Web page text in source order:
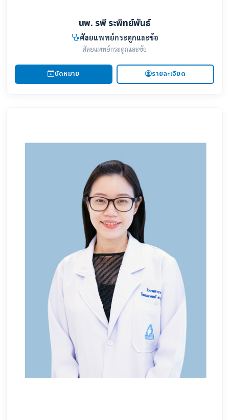
นพ. รพี ระพิทย์พันธ์
ศัลยแพทย์กระดูกและข้อ
ศัลยแพทย์กระดูกและข้อ
นัดหมาย รายละเอียด